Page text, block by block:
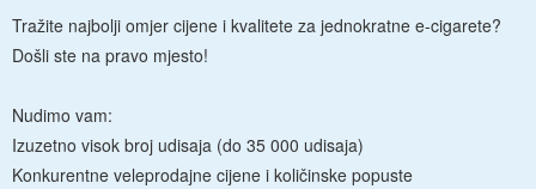
Tražite najbolji omjer cijene i kvalitete za jednokratne e-cigarete?
Došli ste na pravo mjesto!
Nudimo vam:
Izuzetno visok broj udisaja (do 35 000 udisaja)
Konkurentne veleprodajne cijene i količinske popuste